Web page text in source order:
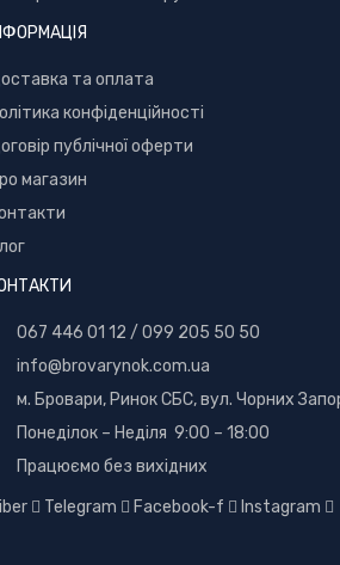
та оплата
конфіденційності
публічної оферти
магазин
067 446 01 12 / 099 205 50 50
info@brovarynok.com.ua
м. Бровари, Ринок СБС, вул. Чорних
Понеділок – Неділя 9:00 – 18:00
Працюємо без вихідних
Telegram Facebook-f Instagram